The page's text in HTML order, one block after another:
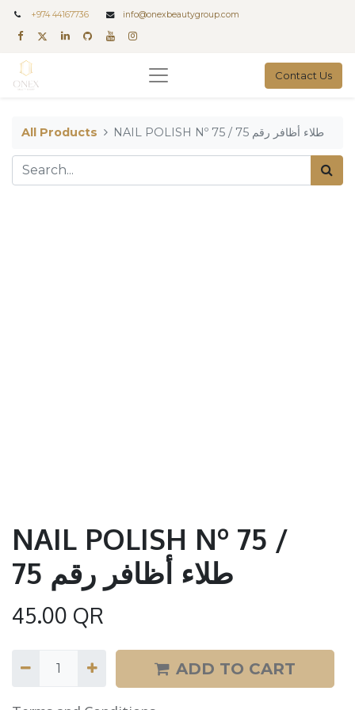
+974 44167736 info@onexbeautygroup.com
Contact Us
All Products NAIL POLISH Nº 75 / طلاء أظافر رقم 75
NAIL POLISH Nº 75 /
طلاء أظافر رقم 75
45.00 QR
ADD TO CART